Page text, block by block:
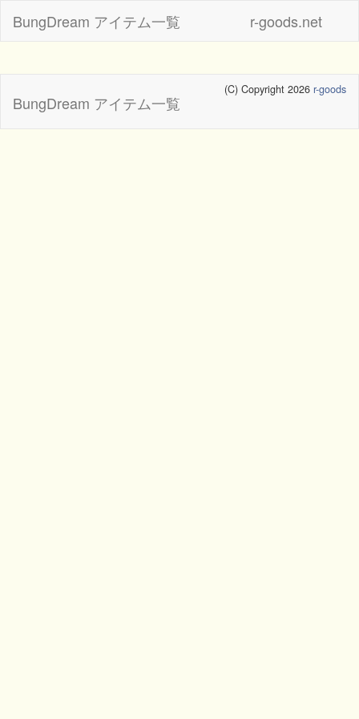
BungDream アイテム一覧 r-goods.net
BungDream アイテム一覧
(C) Copyright 2026 r-goods